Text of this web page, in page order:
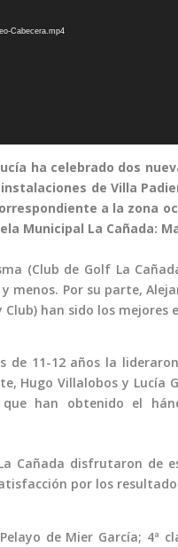
Cabecera.mp4
ha celebrado dos
de Villa
a la zona
Municipal La Cañada:
(Club de Golf La
Por su parte,
Club) han sido los
de 11-12 años la
Hugo Villalobos y
han obtenido el
Cañada disfrutaron de
por los
de Mier García; 4ª